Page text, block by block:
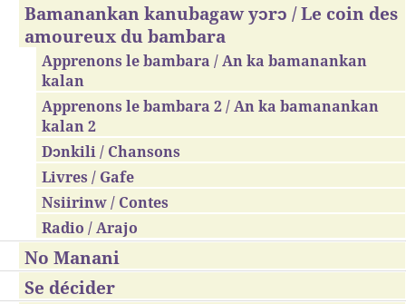
Bamanankan kanubagaw yɔrɔ / Le coin des
amoureux du bambara
Apprenons le bambara / An ka bamanankan
kalan
Apprenons le bambara 2 / An ka bamanankan
kalan 2
Dɔnkili / Chansons
Livres / Gafe
Nsiirinw / Contes
Radio / Arajo
No Manani
Se décider